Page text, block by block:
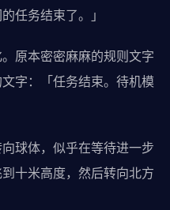
任务结束了。」
原本密密麻麻的规则文字
字：「任务结束。待机模
球体，似乎在等待进一步
十米高度，然后转向北方